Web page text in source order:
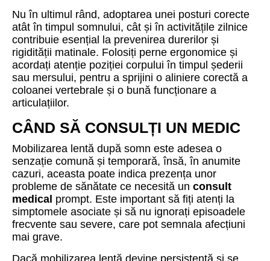
Nu în ultimul rând, adoptarea unei posturi corecte
atât în timpul somnului, cât și în activitățile zilnice
contribuie esențial la prevenirea durerilor și
rigidității matinale. Folosiți perne ergonomice și
acordați atenție poziției corpului în timpul șederii
sau mersului, pentru a sprijini o aliniere corectă a
coloanei vertebrale și o bună funcționare a
articulațiilor.
CÂND SĂ CONSULȚI UN MEDIC
Mobilizarea lentă după somn este adesea o
senzație comună și temporară, însă, în anumite
cazuri, aceasta poate indica prezența unor
probleme de sănătate ce necesită un consult
medical prompt. Este important să fiți atenți la
simptomele asociate și să nu ignorați episoadele
frecvente sau severe, care pot semnala afecțiuni
mai grave.